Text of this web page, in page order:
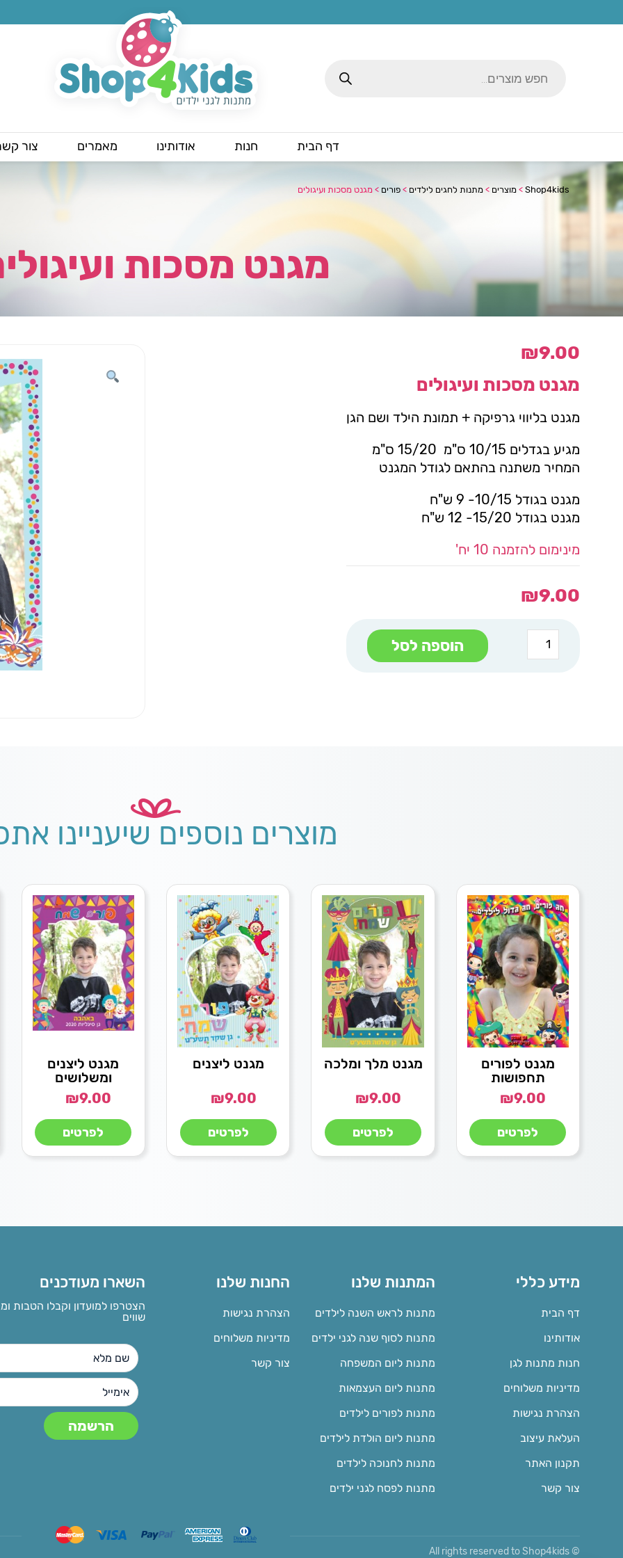
search
דף הבית חנות אודותינו מאמרים צור
Shop4kids
> מוצרים > מתנות לחגים לילדים > פורים > מגנט מסכות ועיגולים
מגנט מסכות
₪9.00
מגנט מסכות ועיגולים
מגנט בליווי גרפיקה + תמונת הילד ושם הגן
מגיע בגדלים 10/15 ס"מ 15/20 ס"מ
המחיר משתנה בהתאם לגודל המגנט
מגנט בגודל 10/15- 9 ש"ח
מגנט בגודל 15/20- 12 ש"ח
מינימום להזמנה 10 יח'
₪9.00
כמות
של
מגנט
הוספה לסל
מוצרים נוספים שיעניינו
מגנט לפורים
תחפושות
₪9.00
לפרטים
מגנט מלך ומלכה
₪9.00
לפרטים
מגנט ליצנים
₪9.00
לפרטים
מגנט ליצנים
ומשלושים
₪9.00
לפרטים
מידע כללי
דף הבית
אודותינו
חנות מתנות לגן
מדיניות משלוחים
הצהרת נגישות
העלאת עיצוב
תקנון האתר
צור קשר
המתנות שלנו
מתנות לראש השנה לילדים
מתנות לסוף שנה לגני ילדים
מתנות ליום המשפחה
מתנות ליום העצמאות
מתנות לפורים לילדים
מתנות ליום הולדת לילדים
מתנות לחנוכה לילדים
מתנות לפסח לגני ילדים
החנות שלנו
הצהרת נגישות
מדיניות משלוחים
צור קשר
השארו מעודכנים
הצטרפו למועדון וקבלו הטבות
שווים
© All rights reserved to Shop4kids